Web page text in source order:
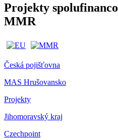
Projekty
MMR
Česká pojišťovna
MAS Hrušovansko
Projekty
Jihomoravský kraj
Czechpoint